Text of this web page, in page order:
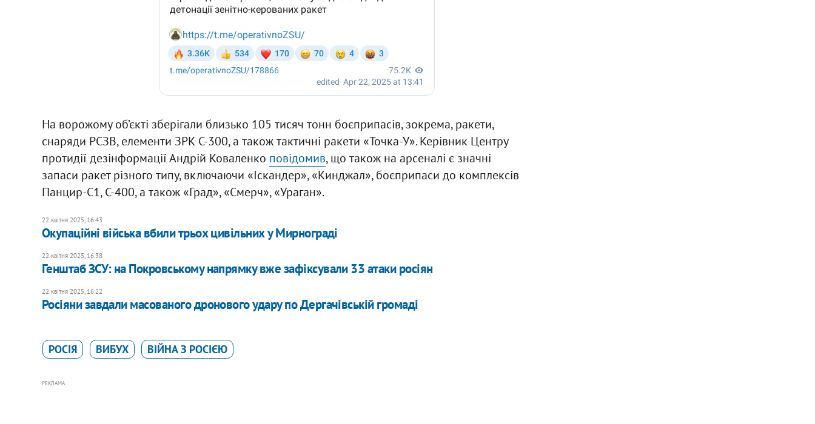
На ворожому об’єкті зберігали близько 105 тисяч тонн боєприпасів, зокрема, ракети,
снаряди РСЗВ, елементи ЗРК С-300, а також тактичні ракети «Точка-У». Керівник Центру
протидії дезінформації Андрій Коваленко повідомив, що також на арсеналі є значні
запаси ракет різного типу, включаючи «Іскандер», «Кинджал», боєприпаси до комплексів
Панцир-С1, С-400, а також «Град», «Смерч», «Ураган».
22 квітня 2025, 16:43
Окупаційні війська вбили трьох цивільних у Мирнограді
22 квітня 2025, 16:38
Генштаб ЗСУ: на Покровському напрямку вже зафіксували 33 атаки росіян
22 квітня 2025, 16:22
Росіяни завдали масованого дронового удару по Дергачівській громаді
РОСІЯ ВИБУХ ВІЙНА З РОСІЄЮ
РЕКЛАМА